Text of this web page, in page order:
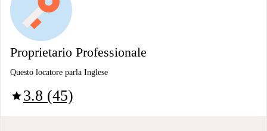
Proprietario Professionale
Questo locatore parla Inglese
star3.8 (45)